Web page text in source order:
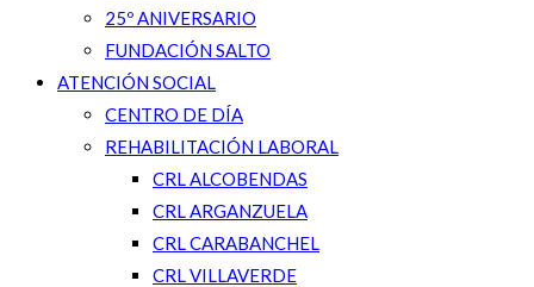
25º ANIVERSARIO
FUNDACIÓN SALTO
ATENCIÓN SOCIAL
CENTRO DE DÍA
REHABILITACIÓN LABORAL
CRL ALCOBENDAS
CRL ARGANZUELA
CRL CARABANCHEL
CRL VILLAVERDE